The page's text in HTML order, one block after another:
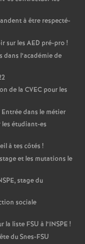
à être respecté-
sur les AED pré-pro !
l’académie de
de la CVEC pour les
dans le métier
étudiant-es
à tes côtés !
et les mutations le
, stage du
sociale
la liste FSU à l’INSPE !
du Snes-FSU